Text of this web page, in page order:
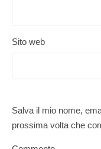
Sito web
Salva il mio nome,
prossima volta che